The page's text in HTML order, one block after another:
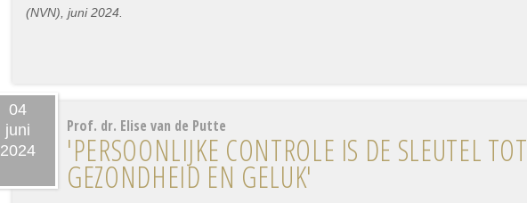
(NVN), juni 2024.
04
juni
2024
Prof. dr. Elise van de Putte
'PERSOONLIJKE CONTROLE IS DE SLEUTEL TOT
GEZONDHEID EN GELUK'